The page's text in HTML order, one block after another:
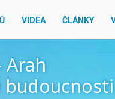
VIDEA ČLÁNKY
Arah
budoucnosti